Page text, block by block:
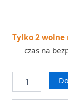
Tylko 2
czas na